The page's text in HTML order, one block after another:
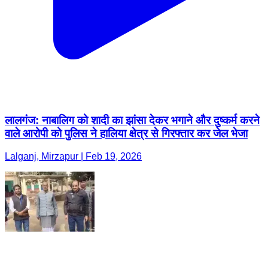
लालगंज: नाबालिग को शादी का झांसा देकर भगाने और दुष्कर्म करने
वाले आरोपी को पुलिस ने हालिया क्षेत्र से गिरफ्तार कर जेल भेजा
Lalganj, Mirzapur | Feb 19, 2026